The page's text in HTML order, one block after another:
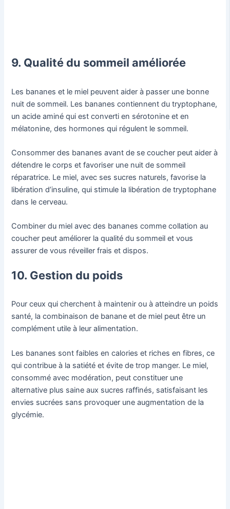
9. Qualité du sommeil améliorée
Les bananes et le miel peuvent aider à passer une bonne
nuit de sommeil. Les bananes contiennent du tryptophane,
un acide aminé qui est converti en sérotonine et en
mélatonine, des hormones qui régulent le sommeil.
Consommer des bananes avant de se coucher peut aider à
détendre le corps et favoriser une nuit de sommeil
réparatrice. Le miel, avec ses sucres naturels, favorise la
libération d’insuline, qui stimule la libération de tryptophane
dans le cerveau.
Combiner du miel avec des bananes comme collation au
coucher peut améliorer la qualité du sommeil et vous
assurer de vous réveiller frais et dispos.
10. Gestion du poids
Pour ceux qui cherchent à maintenir ou à atteindre un poids
santé, la combinaison de banane et de miel peut être un
complément utile à leur alimentation.
Les bananes sont faibles en calories et riches en fibres, ce
qui contribue à la satiété et évite de trop manger. Le miel,
consommé avec modération, peut constituer une
alternative plus saine aux sucres raffinés, satisfaisant les
envies sucrées sans provoquer une augmentation de la
glycémie.